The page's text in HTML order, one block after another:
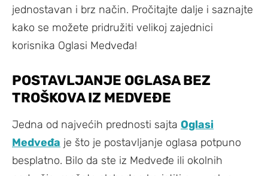
jednostavan i brz način. Pročitajte dalje i saznajte
kako se možete pridružiti velikoj zajednici
korisnika Oglasi Medveđa!
POSTAVLJANJE OGLASA BEZ
TROŠKOVA IZ MEDVEĐE
Jedna od najvećih prednosti sajta Oglasi
Medveđa je što je postavljanje oglasa potpuno
besplatno. Bilo da ste iz Medveđe ili okolnih